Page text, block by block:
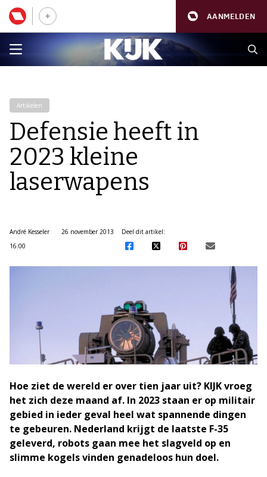
AANMELDEN
Artikelen
Defensie heeft in
2023 kleine
laserwapens
André Kesseler
26 november 2013
16:00
Deel dit artikel:
Hoe ziet de wereld er over tien jaar uit? KIJK vroeg
het zich deze maand af. In 2023 staan er op militair
gebied in ieder geval heel wat spannende dingen
te gebeuren. Nederland krijgt de laatste F-35
geleverd, robots gaan mee het slagveld op en
slimme kogels vinden genadeloos hun doel.